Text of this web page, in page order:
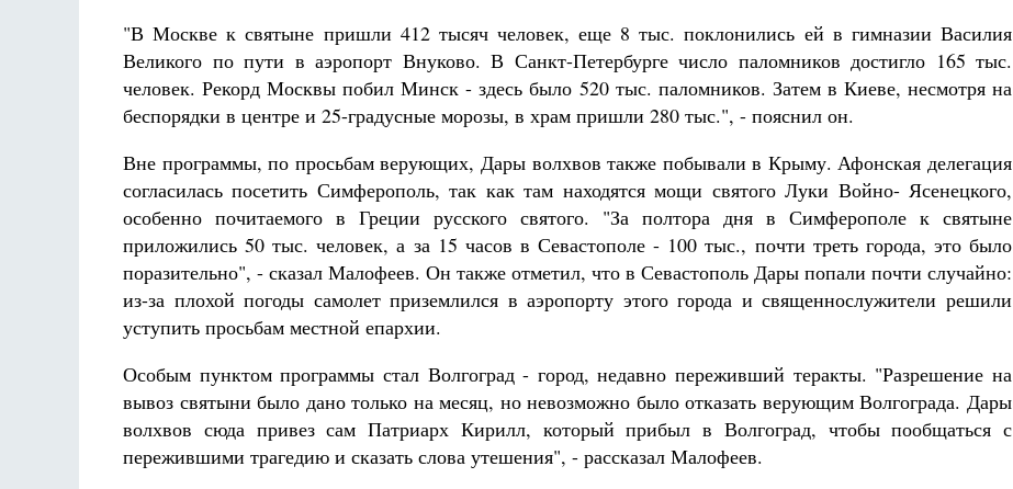
"В Москве к святыне пришли 412 тысяч человек, еще 8 тыс. поклонились ей в гимназии Василия
Великого по пути в аэропорт Внуково. В Санкт-Петербурге число паломников достигло 165 тыс.
человек. Рекорд Москвы побил Минск - здесь было 520 тыс. паломников. Затем в Киеве, несмотря на
беспорядки в центре и 25-градусные морозы, в храм пришли 280 тыс.", - пояснил он.
Вне программы, по просьбам верующих, Дары волхвов также побывали в Крыму. Афонская делегация
согласилась посетить Симферополь, так как там находятся мощи святого Луки Войно- Ясенецкого,
особенно почитаемого в Греции русского святого. "За полтора дня в Симферополе к святыне
приложились 50 тыс. человек, а за 15 часов в Севастополе - 100 тыс., почти треть города, это было
поразительно", - сказал Малофеев. Он также отметил, что в Севастополь Дары попали почти случайно:
из-за плохой погоды самолет приземлился в аэропорту этого города и священнослужители решили
уступить просьбам местной епархии.
Особым пунктом программы стал Волгоград - город, недавно переживший теракты. "Разрешение на
вывоз святыни было дано только на месяц, но невозможно было отказать верующим Волгограда. Дары
волхвов сюда привез сам Патриарх Кирилл, который прибыл в Волгоград, чтобы пообщаться с
пережившими трагедию и сказать слова утешения", - рассказал Малофеев.
Разлуки не будет
Фредерика де Грааф Как найти своё место в жизни